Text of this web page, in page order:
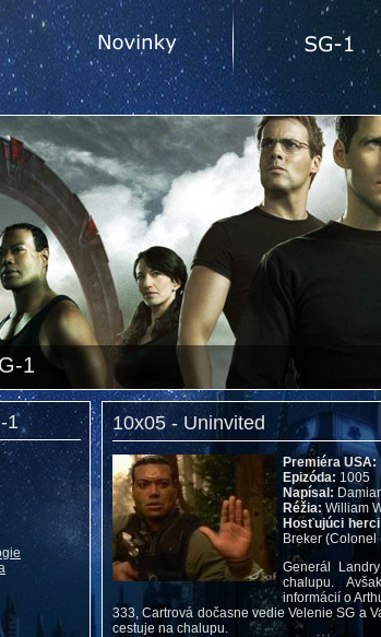
1
1 10x05 - Uninvited
Premiéra USA:
Epizóda: 1005
Napísal:
Réžia: William
Hosťujúci
Breker
Generál
chalupu.
informácií o
333, Cartrová dočasne vedie Velenie SG a
cestuje na chalupu.